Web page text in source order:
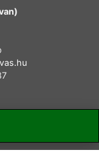
jog fenntartva